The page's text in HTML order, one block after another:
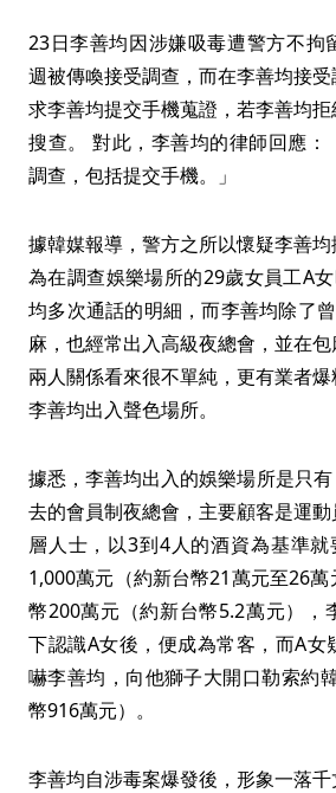
23日李善均因涉嫌吸毒遭警方不拘
週被傳喚接受調查，而在李善均接
求李善均提交手機蒐證，若李善均
搜查。 對此，李善均的律師回應：
調查，包括提交手機。」
據韓媒報導，警方之所以懷疑李善
為在調查娛樂場所的29歲女員工A
均多次通話的明細，而李善均除了
麻，也經常出入高級夜總會，並在包
兩人關係看來很不單純，更有業者
李善均出入聲色場所。
據悉，李善均出入的娛樂場所是只
去的會員制夜總會，主要顧客是運
層人士，以3到4人的酒資為基準
1,000萬元（約新台幣21萬元至26
幣200萬元（約新台幣5.2萬元），
下認識A女後，便成為常客，而A女
嚇李善均，向他獅子大開口勒索約
幣916萬元）。
李善均自涉毒案爆發後，形象一落